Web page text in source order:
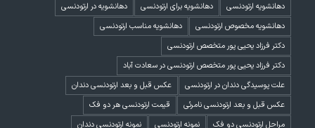
دهانشویه ارتودنسی
دهانشویه برای ارتودنسی
دهانشویه در ارتودنسی
دهانشویه مخصوص ارتودنسی
دهانشویه مناسب ارتودنسی
دکتر فرزاد یحیی پور متخصص ارتودنسی
دکتر فرزاد یحیی پور متخصص ارتودنسی در سعادت آباد
علت پوسیدگی دندان در ارتودنسی
عکس قبل و بعد ارتودنسی دندان
عکس قبل و بعد ارتودنسی نامرئی
قیمت ارتودنسی هر دو فک
مراحل ارتودنسی دو فک
نمونه ارتودنسی نمونه ارتودنسی دندان